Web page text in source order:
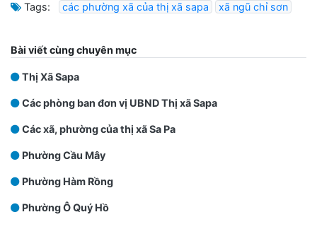
Tags: các phường xã của thị xã sapa xã ngũ chỉ sơn
Bài viết cùng chuyên mục
Thị Xã Sapa
Các phòng ban đơn vị UBND Thị xã Sapa
Các xã, phường của thị xã Sa Pa
Phường Cầu Mây
Phường Hàm Rồng
Phường Ô Quý Hồ